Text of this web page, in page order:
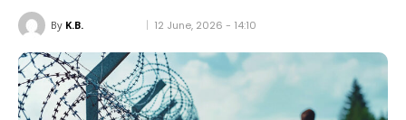
By K.B. 12 June, 2026 - 14:10